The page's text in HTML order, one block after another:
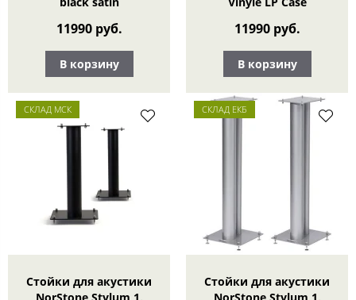
11990 руб.
В корзину
11990 руб.
В корзину
СКЛАД МСК
Стойки для акустики
NorStone Stylum 1,
СКЛАД ЕКБ
Стойки для акустики
NorStone Stylum 1,